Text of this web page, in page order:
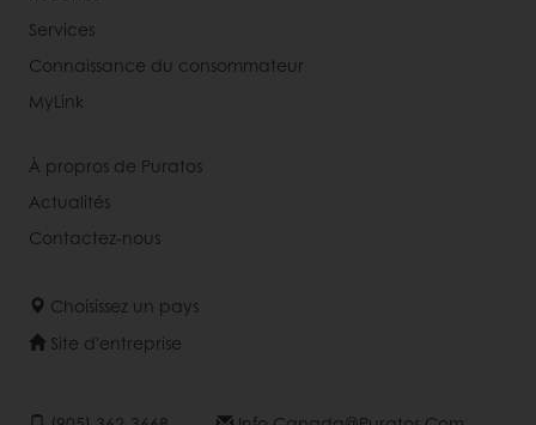
Services
Connaissance du consommateur
MyLink
À propros de Puratos
Actualités
Contactez-nous
Choisissez un pays
Site d'entreprise